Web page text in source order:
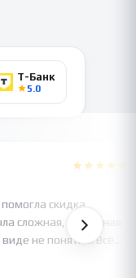
Т-Банк
5.0
скидка,
сложная, объемная
не понятно. Всё